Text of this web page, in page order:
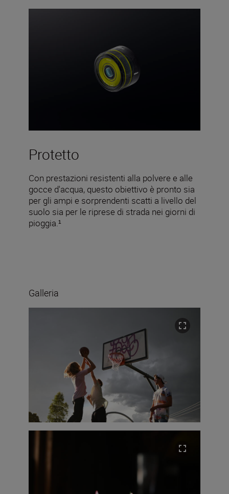
Protetto
Con prestazioni resistenti alla polvere e alle
gocce d'acqua, questo obiettivo è pronto sia
per gli ampi e sorprendenti scatti a livello del
suolo sia per le riprese di strada nei giorni di
pioggia.¹
Galleria